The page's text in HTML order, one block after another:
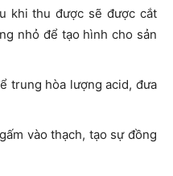
khi thu được sẽ được cắt
nhỏ để tạo hình cho sản
trung hòa lượng acid, đưa
vào thạch, tạo sự đồng